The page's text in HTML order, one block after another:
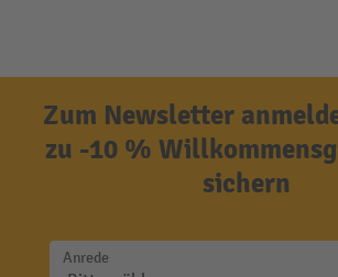
Zum Newsletter
zu -10 %
sichern
Anrede